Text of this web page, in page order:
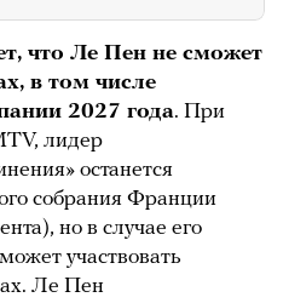
что Ле Пен не сможет
в том числе
2027 года. При
лидер
останется
собрания Франции
но в случае его
участвовать
Ле Пен